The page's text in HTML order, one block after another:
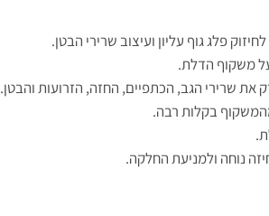
פלג גוף עליון ועיצוב שרירי הבטן.
משקוף הדלת.
את שרירי הגב, הכתפיים, החזה, הזרועות והבטן.
בקלות רבה.
נוחה ולמניעת החלקה.